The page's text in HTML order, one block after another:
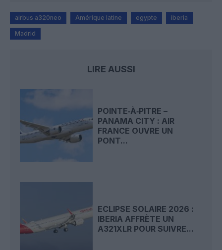
airbus a320neo Amérique latine egypte iberia
Madrid
LIRE AUSSI
POINTE‑À‑PITRE –
PANAMA CITY : AIR
FRANCE OUVRE UN
PONT...
ECLIPSE SOLAIRE 2026 :
IBERIA AFFRÈTE UN
A321XLR POUR SUIVRE...